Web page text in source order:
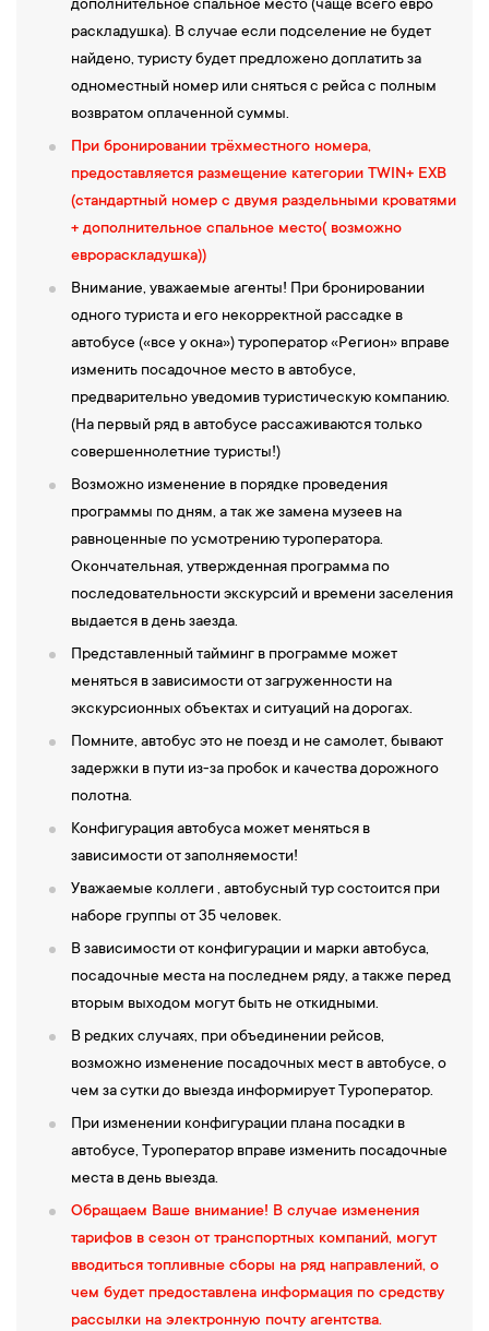
и его жителями. Вы поучаствуете в интерактивной программе
«Карельская мозаика». Фонды Национального музея
Республики Карелия насчитывают более 225 тысяч музейных
предметов. Широкий диапазон музейных коллекций (природа,
археология, этнография, культура, история Карелии) дает
возможность представить своеобразие региона в контексте
российской и мировой истории. Вы узнаете о древних
лабиринтах, тайнах наскальных рисунков, средневековых
рыцарях, таинственных карельских рунах и о добрых домашних
В частном музее
вас ждут уникальные
куклы ручной работы, стилизованные залы, интереснейшие
рассказы экскурсовода, карельские сувениры. Вы
познакомитесь с карельскими домовыми, лешими, дивиками,
кикиморами и водяными. Каждая кукла индивидуальна, имеет
свой характер и настроение. Они воздействуют на людей
эмоционально, излучают тепло, завораживают.
17:30 — Завершение экскурсионной программы.Трансфер в
отель. Прибытие в гостиницу, размещение. Свободное время.
4-й день
Карелии».
— Экскурсия на гору Сампо. Именно здесь снимали
легендарный советский фильм-сказку «Сампо», созданный по
мотивам карело-финского эпоса «Калевала». Карельские
скалы уникальны — они удивительно гармоничны и красивы. И
вид с них потрясающий. С горы Сампо открывается прекрасный
панорамный вид на окрестности. Вы обязательно сделаете
памятные фото на фоне карельской природы!
Экскурсия по первому российскому курорту
«Марциальные воды»,где вы продегустируете целебную воду.
месте.
Обед в кафе.
«Кивач»– один из старейших российских заповедников.
Он создан в 1931 году по инициативе карельских ученых в
научных, опытно-хозяйственных и культурно-просветительных
Экскурсия по самому большому в России равнинному
водопаду Кивач. Величественно и шумно он ниспадает по
четырем ступеням, разбрызгивая миллиарды мелких капель и
превращая их в плотную пушистую белую пену. Так, по легенде,
река Суна, бросилась догонять свою сестру Шую,
дополнительное спальное место (чаще всего евро
раскладушка). В случае если подселение не будет
найдено, туристу будет предложено доплатить за
одноместный номер или сняться с рейса с полным
возвратом оплаченной суммы.
При бронировании трёхместного номера,
предоставляется размещение категории TWIN+ EXB
(стандартный номер с двумя раздельными кроватями
+ дополнительное спальное место( возможно
еврораскладушка))
Внимание, уважаемые агенты! При бронировании
одного туриста и его некорректной рассадке в
автобусе («все у окна») туроператор «Регион» вправе
изменить посадочное место в автобусе,
предварительно уведомив туристическую компанию.
(На первый ряд в автобусе рассаживаются только
совершеннолетние туристы!)
Возможно изменение в порядке проведения
программы по дням, а так же замена музеев на
равноценные по усмотрению туроператора.
Окончательная, утвержденная программа по
последовательности экскурсий и времени заселения
выдается в день заезда.
Представленный тайминг в программе может
меняться в зависимости от загруженности на
экскурсионных объектах и ситуаций на дорогах.
Помните, автобус это не поезд и не самолет, бывают
задержки в пути из-за пробок и качества дорожного
полотна.
Конфигурация автобуса может меняться в
зависимости от заполняемости!
Уважаемые коллеги , автобусный тур состоится при
наборе группы от 35 человек.
В зависимости от конфигурации и марки автобуса,
посадочные места на последнем ряду, а также перед
вторым выходом могут быть не откидными.
В редких случаях, при объединении рейсов,
возможно изменение посадочных мест в автобусе, о
чем за сутки до выезда информирует Туроператор.
При изменении конфигурации плана посадки в
автобусе, Туроператор вправе изменить посадочные
места в день выезда.
Обращаем Ваше внимание! В случае изменения
тарифов в сезон от транспортных компаний, могут
вводиться топливные сборы на ряд направлений, о
чем будет предоставлена информация по средству
рассылки на электронную почту агентства.